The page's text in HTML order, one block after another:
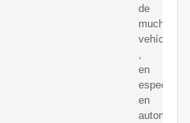
de
muchos
vehículos
en
especial
en